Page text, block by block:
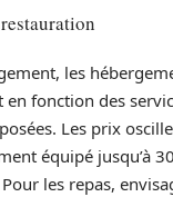
les
fonction des
Les prix
équipé jusqu’à
les repas,